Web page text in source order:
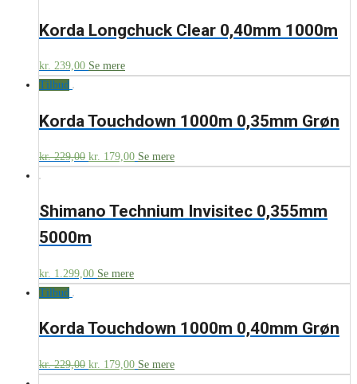
Korda Longchuck Clear 0,40mm 1000m
kr. 239,00 Se mere
Tilbud
Korda Touchdown 1000m 0,35mm Grøn
kr.229,00 kr. 179,00 Se mere
Shimano Technium Invisitec 0,355mm
5000m
kr. 1.299,00 Se mere
Tilbud
Korda Touchdown 1000m 0,40mm Grøn
kr.229,00 kr. 179,00 Se mere